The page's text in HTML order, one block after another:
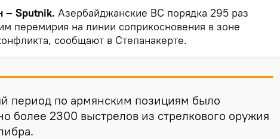
– Sputnik. Азербайджанские ВС порядка 295 раз
перемирия на линии соприкосновения в зоне
сообщают в Степанакерте.
период по армянским позициям было
более 2300 выстрелов из стрелкового оружия